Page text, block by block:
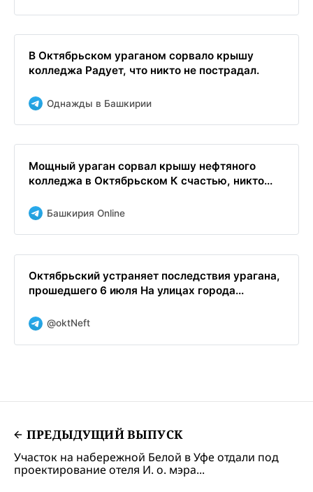
В Октябрьском ураганом сорвало крышу
колледжа Радует, что никто не пострадал.
Однажды в Башкирии
Мощный ураган сорвал крышу нефтяного
колледжа в Октябрьском К счастью, никто...
Башкирия Online
Октябрьский устраняет последствия урагана,
прошедшего 6 июля На улицах города...
@oktNeft
ПРЕДЫДУЩИЙ ВЫПУСК
Участок на набережной Белой в Уфе отдали под
проектирование отеля И. о. мэра...